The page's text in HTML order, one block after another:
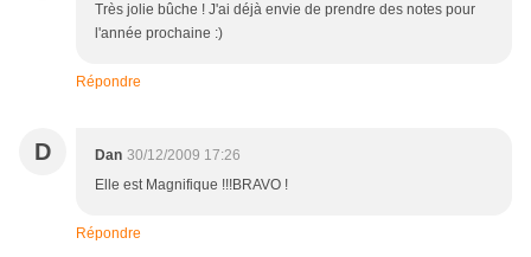
Très jolie bûche ! J'ai déjà envie de prendre des notes pour
l'année prochaine :)
Répondre
D Dan 30/12/2009 17:26
Elle est Magnifique !!!BRAVO !
Répondre